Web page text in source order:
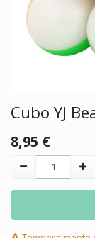
Cubo YJ
8,95 €